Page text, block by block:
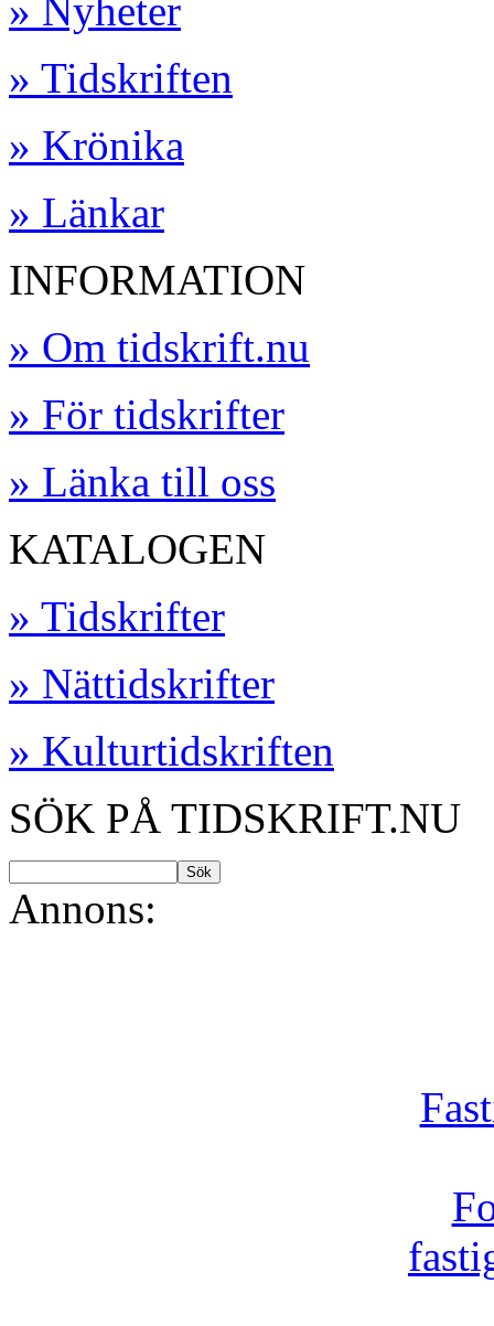
» Nyheter
» Tidskriften
» Krönika
» Länkar
INFORMATION
» Om tidskrift.nu
» För tidskrifter
» Länka till oss
KATALOGEN
» Tidskrifter
» Nättidskrifter
» Kulturtidskriften
SÖK PÅ TIDSKRIFT.NU
Annons: